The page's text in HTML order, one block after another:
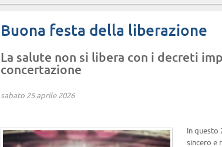
Buona festa della liberazione
La salute non si libera con i decreti
concertazione
sabato 25 aprile 2026
In questo
sincero e